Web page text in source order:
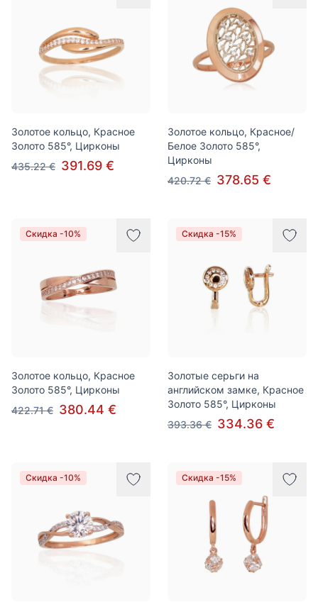
Золотое кольцо, Красное
Золото 585°, Цирконы
435.22 € 391.69 €
Золотое кольцо, Красное/
Белое Золото 585°,
Цирконы
420.72 € 378.65 €
Скидка -10%
Золотое кольцо, Красное
Золото 585°, Цирконы
422.71 € 380.44 €
Скидка -15%
Золотые серьги на
английском замке, Красное
Золото 585°, Цирконы
393.36 € 334.36 €
Скидка -10% Скидка -15%